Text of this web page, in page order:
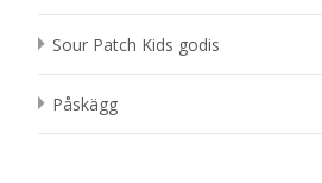
Sour Patch Kids godis
Påskägg